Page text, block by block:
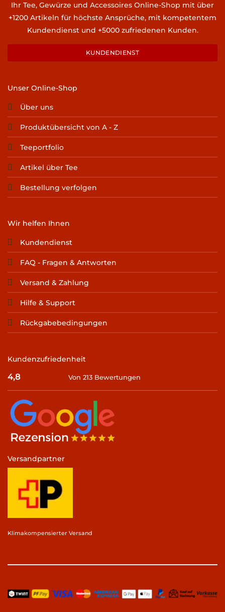
Ihr Tee, Gewürze und Accessoires Online-Shop mit über
+1200 Artikeln für höchste Ansprüche, mit kompetentem
Kundendienst und +5000 zufriedenen Kunden.
KUNDENDIENST
Unser Online-Shop
Über uns
Produktübersicht von A - Z
Teeportfolio
Artikel über Tee
Bestellung verfolgen
Wir helfen Ihnen
Kundendienst
FAQ - Fragen & Antworten
Versand & Zahlung
Hilfe & Support
Rückgabebedingungen
Kundenzufriedenheit
4,8 Von 213 Bewertungen
Versandpartner
Klimakompensierter Versand